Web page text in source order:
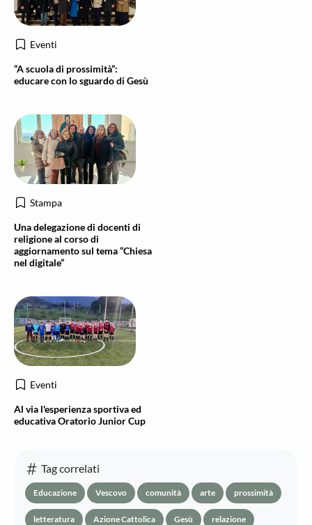
Eventi
“A scuola di prossimità”:
educare con lo sguardo di Gesù
Stampa
Una delegazione di docenti di
religione al corso di
aggiornamento sul tema “Chiesa
nel digitale”
Eventi
Al via l'esperienza sportiva ed
educativa Oratorio Junior Cup
Tag correlati
Educazione Vescovo comunità arte prossimità
letteratura Azione Cattolica Gesù relazione